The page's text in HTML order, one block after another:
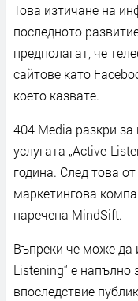
Това изтичане на
последното
предполагат, че
сайтове като
което казвате.
404 Media разкри
услугата „Active-
година. След това
маркетингова
наречена MindSift.
Въпреки че може да
Listening“ е напълно
впоследствие